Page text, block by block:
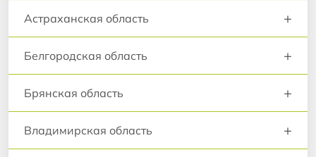
Астраханская область +
Белгородская область +
Брянская область +
Владимирская область +